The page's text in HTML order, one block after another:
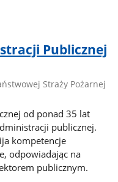
Publicznej
od ponad 35 lat
publicznej.
kompetencje
odpowiadając na
publicznym.